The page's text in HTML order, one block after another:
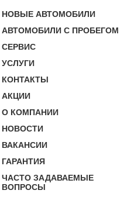
НОВЫЕ АВТОМОБИЛИ
АВТОМОБИЛИ С ПРОБЕГОМ
СЕРВИС
УСЛУГИ
КОНТАКТЫ
АКЦИИ
О КОМПАНИИ
НОВОСТИ
ВАКАНСИИ
ГАРАНТИЯ
ЧАСТО ЗАДАВАЕМЫЕ
ВОПРОСЫ